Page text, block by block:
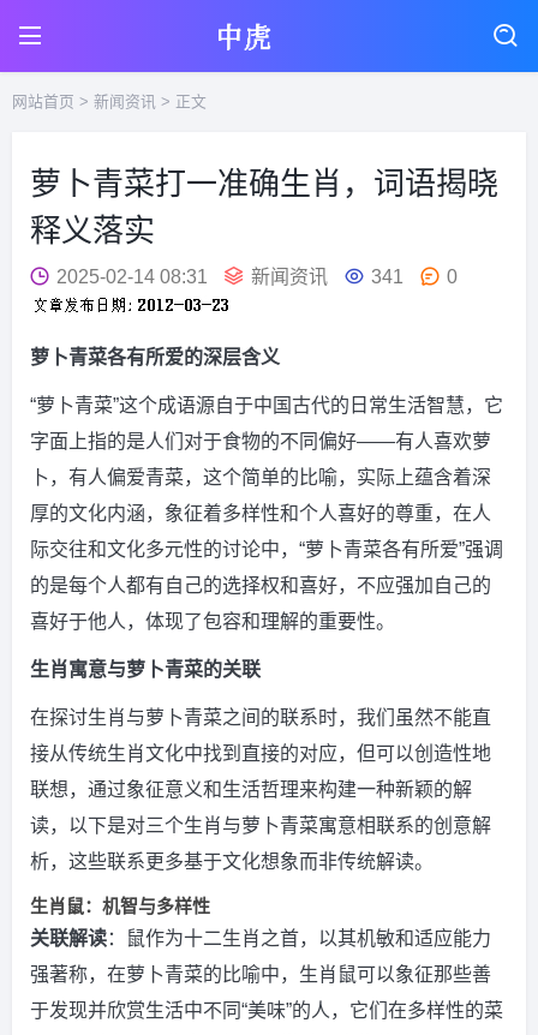
网站首页 > 新闻资讯 > 正文
萝卜青菜打一准确生肖，词语揭晓
释义落实
2025-02-14 08:31 新闻资讯 341 0
萝卜青菜各有所爱的深层含义
“萝卜青菜”这个成语源自于中国古代的日常生活智慧，它
字面上指的是人们对于食物的不同偏好——有人喜欢萝
卜，有人偏爱青菜，这个简单的比喻，实际上蕴含着深
厚的文化内涵，象征着多样性和个人喜好的尊重，在人
际交往和文化多元性的讨论中，“萝卜青菜各有所爱”强调
的是每个人都有自己的选择权和喜好，不应强加自己的
喜好于他人，体现了包容和理解的重要性。
生肖寓意与萝卜青菜的关联
在探讨生肖与萝卜青菜之间的联系时，我们虽然不能直
接从传统生肖文化中找到直接的对应，但可以创造性地
联想，通过象征意义和生活哲理来构建一种新颖的解
读，以下是对三个生肖与萝卜青菜寓意相联系的创意解
析，这些联系更多基于文化想象而非传统解读。
生肖鼠：机智与多样性
关联解读：鼠作为十二生肖之首，以其机敏和适应能力
强著称，在萝卜青菜的比喻中，生肖鼠可以象征那些善
于发现并欣赏生活中不同“美味”的人，它们在多样性的菜